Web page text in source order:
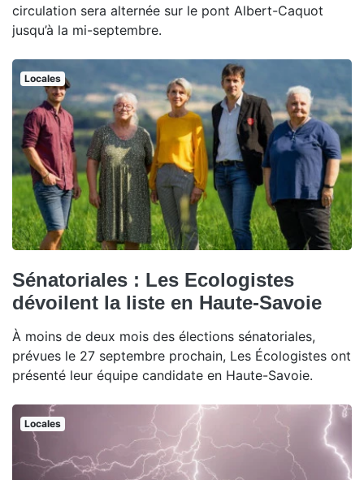
circulation sera alternée sur le pont Albert-Caquot
jusqu’à la mi-septembre.
Locales
Sénatoriales : Les Ecologistes
dévoilent la liste en Haute-Savoie
À moins de deux mois des élections sénatoriales,
prévues le 27 septembre prochain, Les Écologistes ont
présenté leur équipe candidate en Haute-Savoie.
Locales